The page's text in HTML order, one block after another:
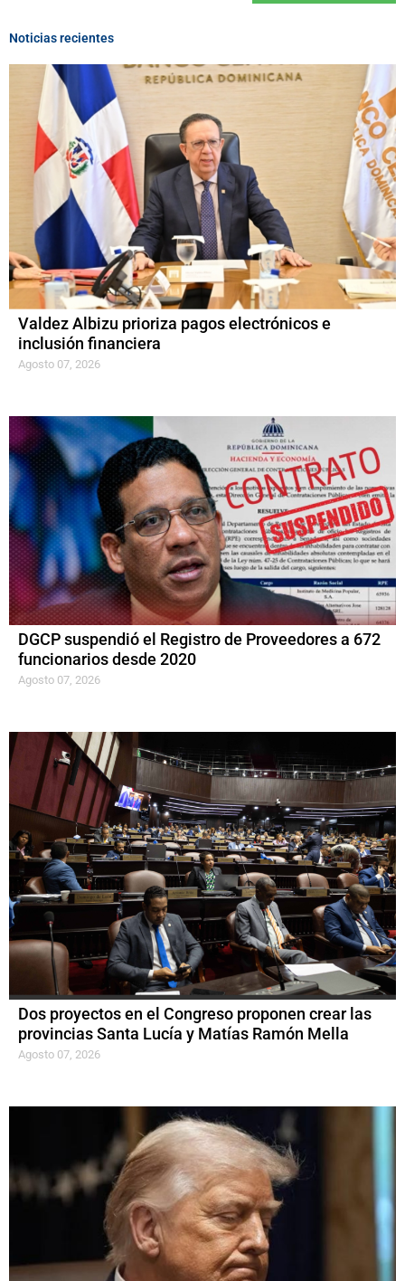
Noticias recientes
Valdez Albizu prioriza pagos electrónicos e
inclusión financiera
Agosto 07, 2026
DGCP suspendió el Registro de Proveedores a 672
funcionarios desde 2020
Agosto 07, 2026
Dos proyectos en el Congreso proponen crear las
provincias Santa Lucía y Matías Ramón Mella
Agosto 07, 2026